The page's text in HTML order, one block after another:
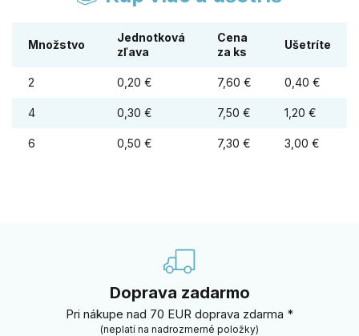
Množstvo
Jednotková
zľava
Cena
za ks
Ušetríte
2 0,20 € 7,60 € 0,40 €
4 0,30 € 7,50 € 1,20 €
6 0,50 € 7,30 € 3,00 €
Doprava zadarmo
Pri nákupe nad 70 EUR doprava zdarma *
(neplatí na nadrozmerné položky)